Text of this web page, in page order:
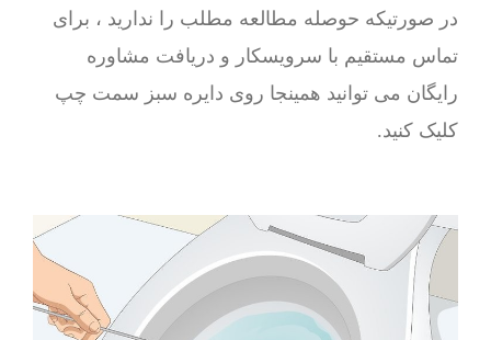
در صورتیکه حوصله مطالعه مطلب را ندارید ، برای
تماس مستقیم با سرویسکار و دریافت مشاوره
رایگان می توانید همینجا روی دایره سبز سمت چپ
کلیک کنید.